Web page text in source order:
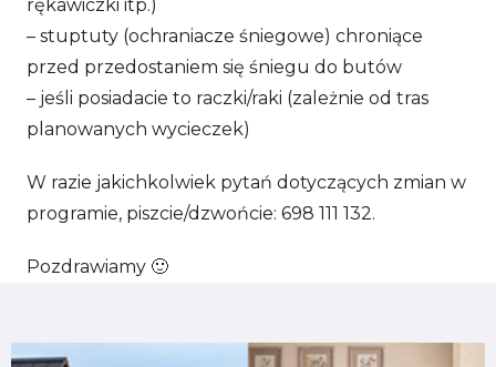
rękawiczki itp.)
– stuptuty (ochraniacze śniegowe) chroniące
przed przedostaniem się śniegu do butów
– jeśli posiadacie to raczki/raki (zależnie od tras
planowanych wycieczek)
W razie jakichkolwiek pytań dotyczących zmian w
programie, piszcie/dzwońcie: 698 111 132.
Pozdrawiamy 🙂